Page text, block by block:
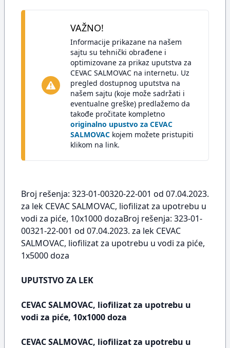
VAŽNO!
Informacije prikazane na našem
sajtu su tehnički obrađene i
optimizovane za prikaz uputstva za
CEVAC SALMOVAC na internetu. Uz
pregled dostupnog uputstva na
našem sajtu (koje može sadržati i
eventualne greške) predlažemo da
takođe pročitate kompletno
originalno upustvo za CEVAC
SALMOVAC kojem možete pristupiti
klikom na link.
Broj rešenja: 323-01-00320-22-001 od 07.04.2023.
za lek CEVAC SALMOVAC, liofilizat za upotrebu u
vodi za piće, 10x1000 dozaBroj rešenja: 323-01-
00321-22-001 od 07.04.2023. za lek CEVAC
SALMOVAC, liofilizat za upotrebu u vodi za piće,
1x5000 doza
UPUTSTVO ZA LEK
CEVAC SALMOVAC, liofilizat za upotrebu u
vodi za piće, 10x1000 doza
CEVAC SALMOVAC, liofilizat za upotrebu u